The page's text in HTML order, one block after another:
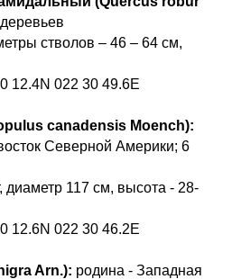
стволов – 46 – 64 см,
12.4N 022 30 49.6E
canadensis Moench):
Северной Америки; 6
диаметр 117 см, высота - 28-
12.6N 022 30 46.2E
Arn.): родина - Западная